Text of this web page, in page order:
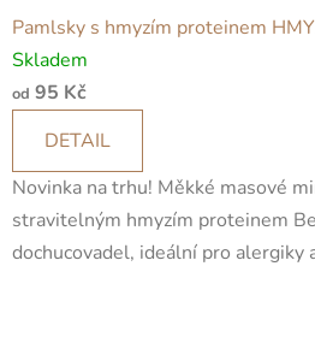
Pamlsky s hmyzím proteinem
Skladem
od 95 Kč
DETAIL
Novinka na trhu! Měkké masové
stravitelným hmyzím proteinem
dochucovadel, ideální pro alergiky